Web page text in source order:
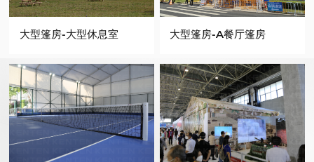
大型篷房-大型休息室 大型篷房-A餐厅篷房